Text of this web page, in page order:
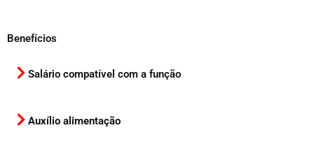
Benefícios
Salário compatível com a função
Auxílio alimentação